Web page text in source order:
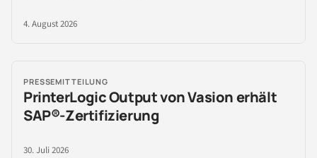
4. August 2026
PRESSEMITTEILUNG
PrinterLogic Output von Vasion erhält
SAP®-Zertifizierung
30. Juli 2026